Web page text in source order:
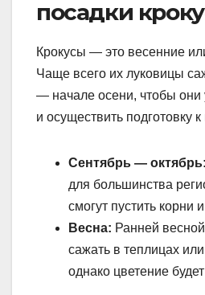
посадки
Крокусы — это весенние
Чаще всего их луковицы
— начале осени, чтобы они
и осуществить подготовку
Сентябрь — октябрь:
для большинства
смогут пустить корни
Весна: Ранней
сажать в теплицах или
однако цветение